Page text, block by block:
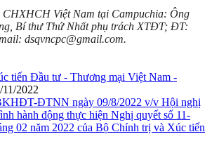
Việt Nam tại Campuchia: Ông
Bí thư Thứ Nhất phụ trách XTĐT; ĐT:
dsqvncpc@gmail.com.
tiến Đầu tư - Thương mại Việt Nam -
11/2022
ĐTNN ngày 09/8/2022 v/v Hội nghị
hành động thực hiện Nghị quyết số 11-
02 năm 2022 của Bộ Chính trị và Xúc tiến